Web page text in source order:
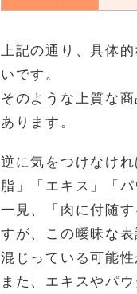
上記の通り、具体
いです。
そのような上質な
あります。
逆に気をつけなけ
脂」「エキス」「
一見、「肉に付随
すが、この曖昧な
混じっている可能性
また、エキスやパ